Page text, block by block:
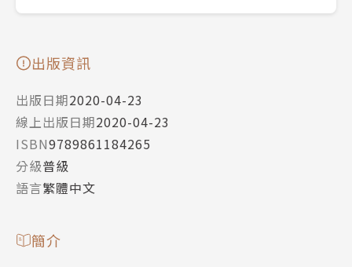
出版資訊
出版日期2020-04-23
線上出版日期2020-04-23
ISBN9789861184265
分級普級
語言繁體中文
簡介